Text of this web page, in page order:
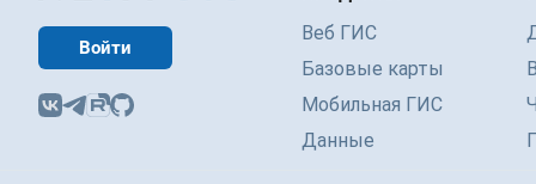
Войти
Веб ГИС
Базовые карты
Мобильная ГИС
Данные